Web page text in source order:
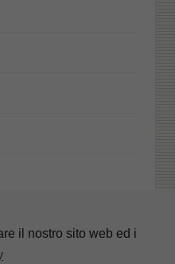
il nostro sito web ed i